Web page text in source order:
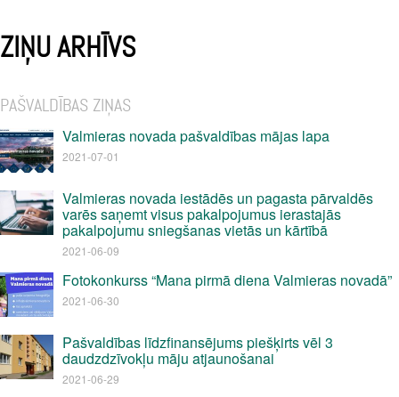
ZIŅU ARHĪVS
PAŠVALDĪBAS ZIŅAS
Valmieras novada pašvaldības mājas lapa
2021-07-01
Valmieras novada iestādēs un pagasta pārvaldēs
varēs saņemt visus pakalpojumus ierastajās
pakalpojumu sniegšanas vietās un kārtībā
2021-06-09
Fotokonkurss “Mana pirmā diena Valmieras novadā”
2021-06-30
Pašvaldības līdzfinansējums piešķirts vēl 3
daudzdzīvokļu māju atjaunošanai
2021-06-29